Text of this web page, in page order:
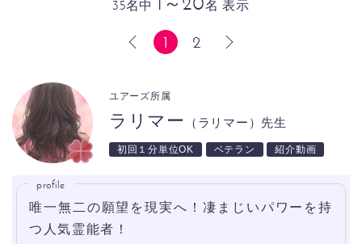
35名中 名 表示
1 2
ラリマー （ラリマー）先生
ユアーズ所属
初回１分単位OK ベテラン 紹介動画
profile
唯一無二の願望を現実へ！凄まじいパワーを持
つ人気霊能者！